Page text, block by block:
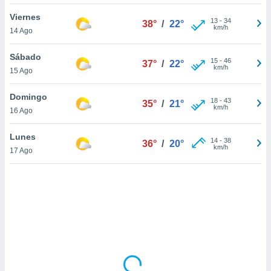
sitio
En
sean
el sitio
ni para
o
Viernes
14 Ago
38° / 22° 13- 34
km/h
Sábado
15 Ago
37° / 22° 15- 46
km/h
Domingo
16 Ago
35° / 21° 18- 43
km/h
Lunes
17 Ago
36° / 20° 14- 38
km/h